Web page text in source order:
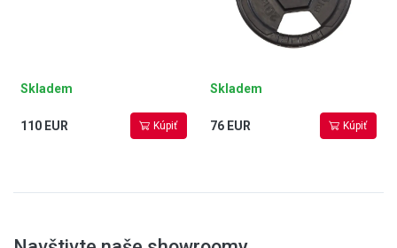
Skladem
110 EUR Kúpiť
Skladem
76 EUR Kúpiť